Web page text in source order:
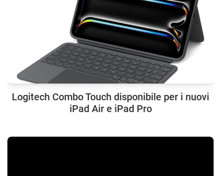
Logitech Combo Touch disponibile per i nuovi
iPad Air e iPad Pro